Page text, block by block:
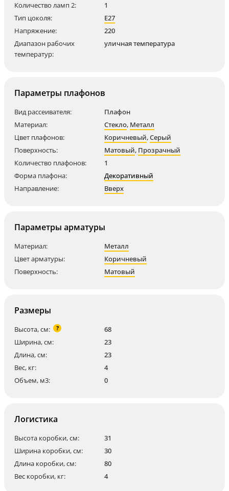
Количество ламп 2:
1
Тип цоколя:
E27
Напряжение:
220
Диапазон рабочих
температур:
уличная температура
Параметры плафонов
Вид рассеивателя:
Плафон
Материал:
Стекло, Металл
Цвет плафонов:
Коричневый,Серый
Поверхность:
Матовый, Прозрачный
Количество плафонов:
1
Форма плафона:
Декоративный
Направление:
Вверх
Параметры арматуры
Материал:
Металл
Цвет арматуры:
Коричневый
Поверхность:
Матовый
Размеры
Высота, см: ?
68
Ширина, см:
23
Длина, см:
23
Вес, кг:
4
Объем, м3:
0
Логистика
Высота коробки, см:
31
Ширина коробки, см:
30
Длина коробки, см:
80
Вес коробки, кг:
4